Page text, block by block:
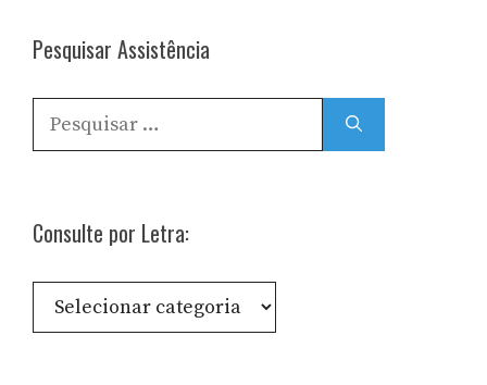
Pesquisar Assistência
Pesquisar
por:
Consulte por Letra:
Consulte